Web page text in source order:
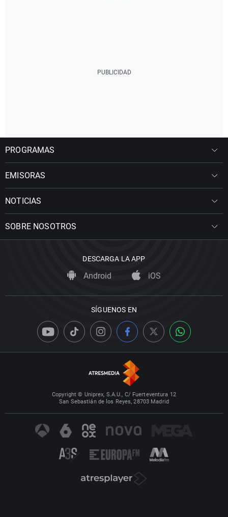
PROGRAMAS
EMISORAS
NOTICIAS
SOBRE NOSOTROS
DESCARGA LA APP
Android iOS
SÍGUENOS EN
Copyright © Uniprex, S.A.U., C/ Fuerteventura 12
San Sebastián de los Reyes, 28703 Madrid